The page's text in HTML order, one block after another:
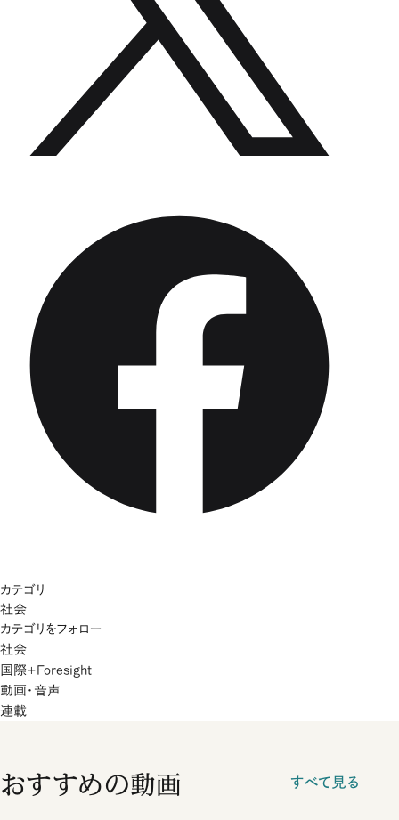
カテゴリ
社会
カテゴリをフォロー
社会
国際+Foresight
動画・音声
連載
おすすめの動画 すべて見る